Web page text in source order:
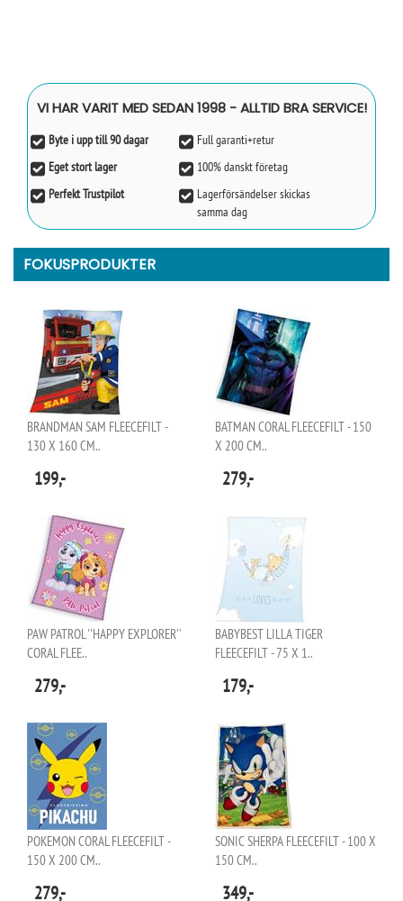
VI HAR VARIT MED SEDAN 1998 - ALLTID BRA SERVICE!
Byte i upp till 90 dagar
Full garanti+retur
Eget stort lager
100% danskt företag
Perfekt Trustpilot
Lagerförsändelser skickas
samma dag
FOKUSPRODUKTER
BRANDMAN SAM FLEECEFILT -
130 X 160 CM..
199,-
BATMAN CORAL FLEECEFILT - 150
X 200 CM..
279,-
PAW PATROL ''HAPPY EXPLORER''
CORAL FLEE..
279,-
BABYBEST LILLA TIGER
FLEECEFILT - 75 X 1..
179,-
POKEMON CORAL FLEECEFILT -
150 X 200 CM..
279,-
SONIC SHERPA FLEECEFILT - 100 X
150 CM..
349,-